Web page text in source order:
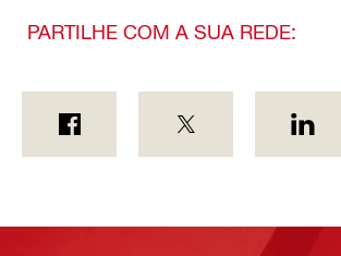
PARTILHE COM A SUA REDE: